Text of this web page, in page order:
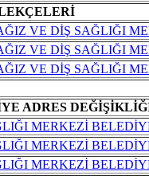
VE DİŞ SAĞLIĞI
VE DİŞ SAĞLIĞI
VE DİŞ SAĞLIĞI
ADRES
MERKEZİ
MERKEZİ
MERKEZİ